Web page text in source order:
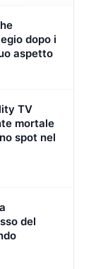
dopo i
aspetto
TV
mortale
spot nel
del